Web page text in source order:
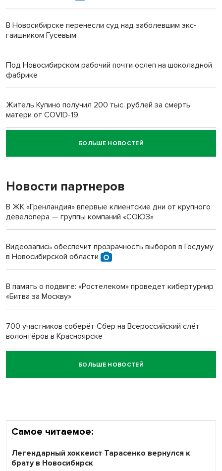
В Новосибирске перенесли суд над заболевшим экс-
гаишником Гусевым
Под Новосибирском рабочий почти ослеп на шоколадной
фабрике
Житель Купино получил 200 тыс. рублей за смерть
матери от COVID-19
Новосибирский суд наказал водителя за смерть
пенсионерки на вокзале
«Мы живём на пастбище!»: в новосибирском селе лошади
терроризируют жителей
Новосибирский преподаватель с женой вошли в топ-16
БОЛЬШЕ НОВОСТЕЙ
Новости партнеров
В ЖК «Гренландия» впервые клиентские дни от крупного
девелопера — группы компаний «СОЮЗ»
Видеозапись обеспечит прозрачность выборов в Госдуму
в Новосибирской области
В память о подвиге: «Ростелеком» проведет кибертурнир
«Битва за Москву»
700 участников соберёт Сбер на Всероссийский слёт
волонтёров в Красноярске
Честный выбор: видеонаблюдение обеспечит
объективность результатов ЕДГ в Новосибирской
БОЛЬШЕ НОВОСТЕЙ
Самое читаемое:
Легендарный хоккеист Тарасенко вернулся к
брату в Новосибирск